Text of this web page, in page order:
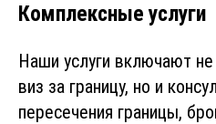
Комплексные услуги
Наши услуги включают
виз за границу, но и
пересечения границы,